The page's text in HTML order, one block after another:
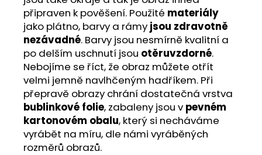
připraven k pověšení. Použité materiály
jako plátno, barvy a rámy jsou zdravotně
nezávadné. Barvy jsou nesmírně kvalitní a
po delším uschnutí jsou otěruvzdorné.
Nebojíme se říct, že obraz můžete otřít
velmi jemně navlhčeným hadříkem. Při
přepravě obrazy chrání dostatečná vrstva
bublinkové folie, zabaleny jsou v pevném
kartonovém obalu, který si necháváme
vyrábět na míru, dle námi vyráběných
rozměrů obrazů.